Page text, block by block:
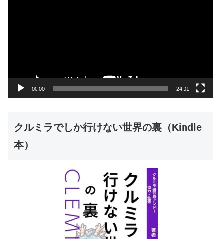
00:00 24:01
クルミラでしか行けない世界の裏（Kindle
本）